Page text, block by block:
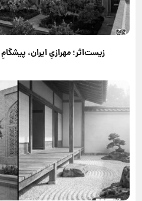
زیست‌اثر؛ مهرازیِ ایران،